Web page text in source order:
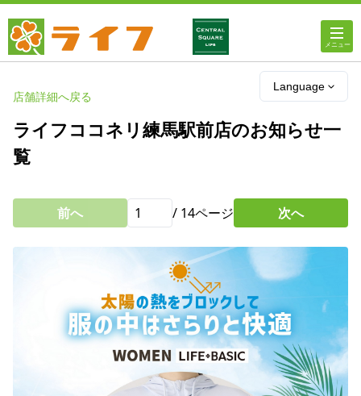
Language
店舗・チラシ情報
ネットスーパー
IR情報
店舗詳細へ戻る
ライフココネリ練馬駅前店のお知らせ一
覧
前へ / 14ページ 次へ